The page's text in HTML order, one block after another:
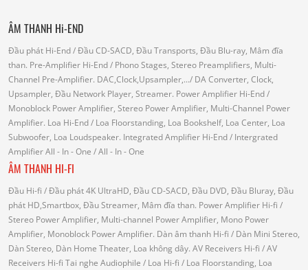
ÂM THANH Hi-END
Đầu phát Hi-End/ Đầu CD-SACD, Đầu Transports, Đầu Blu-ray, Mâm đĩa
than. Pre-Amplifier Hi-End/ Phono Stages, Stereo Preamplifiers, Multi-
Channel Pre-Amplifier. DAC,Clock,Upsampler,.../ DA Converter, Clock,
Upsampler, Đầu Network Player, Streamer. Power Amplifier Hi-End/
Monoblock Power Amplifier, Stereo Power Amplifier, Multi-Channel Power
Amplifier. Loa Hi-End/ Loa Floorstanding, Loa Bookshelf, Loa Center, Loa
Subwoofer, Loa Loudspeaker. Integrated Amplifier Hi-End/ Intergrated
AmplifierAll - In - One / All - In - One
ÂM THANH HI-FI
Đầu Hi-fi / Đầu phát 4K UltraHD, Đầu CD-SACD, Đầu DVD, Đầu Bluray, Đầu
phát HD,Smartbox, Đầu Streamer, Mâm đĩa than. Power Amplifier Hi-fi /
Stereo Power Amplifier, Multi-channel Power Amplifier, Mono Power
Amplifier, Monoblock Power Amplifier. Dàn âm thanh Hi-fi / Dàn Mini Stereo,
Dàn Stereo, Dàn Home Theater, Loa không dây. AV Receivers Hi-fi / AV
Receivers Hi-fi Tai nghe Audiophile / Loa Hi-fi / Loa Floorstanding, Loa